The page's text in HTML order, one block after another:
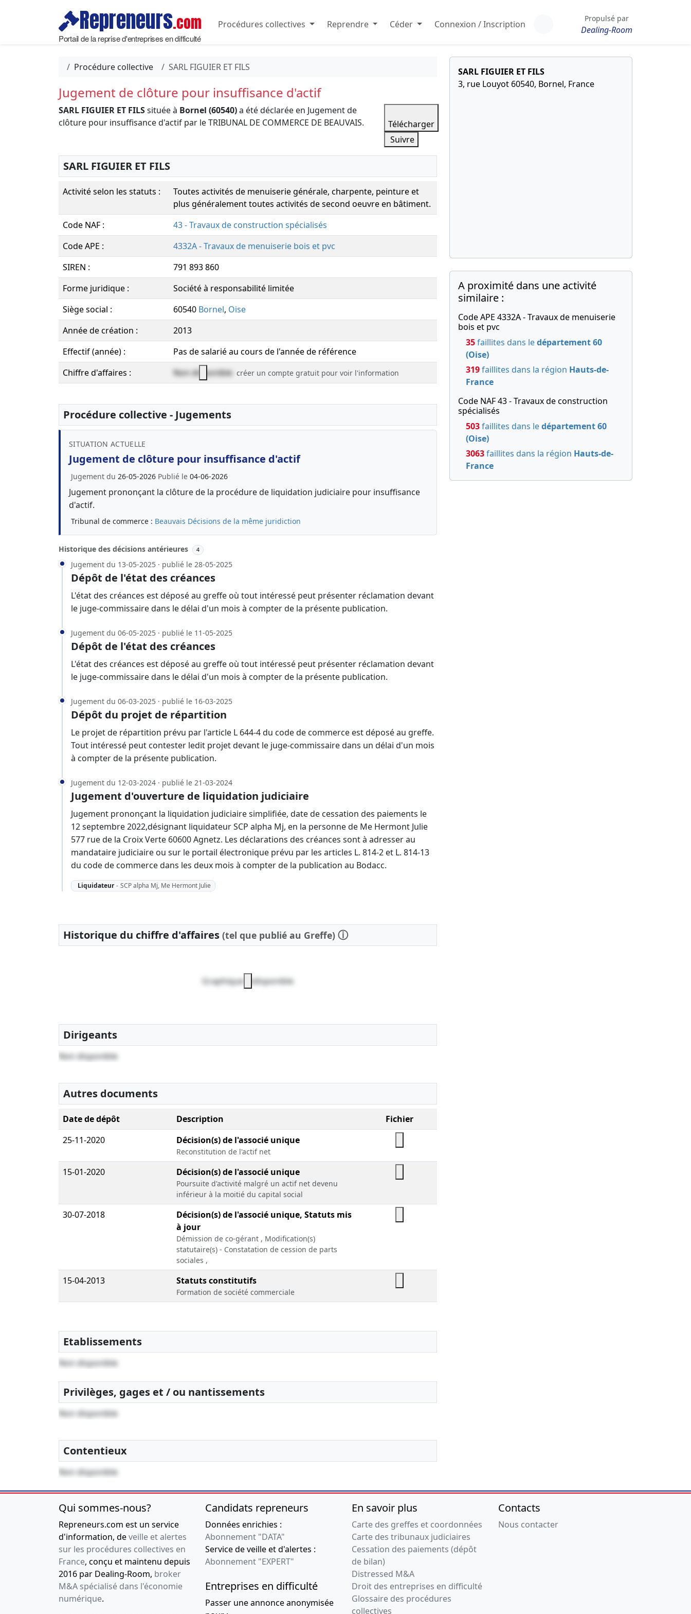
Repreneurs.com
Portail de la reprise d'entreprises en difficulté
Procédures collectives Reprendre Céder Connexion / Inscription
Propulsé par
Dealing-Room
Procédure collective SARL FIGUIER ET FILS
Jugement de clôture pour insuffisance d'actif
SARL FIGUIER ET FILSsituée à Bornel (60540)a été déclarée en Jugement de
clôture pour insuffisance d'actif par le TRIBUNAL DE COMMERCE DE BEAUVAIS.
Télécharger
Suivre
SARL FIGUIER ET FILS
Activité selon les statuts :
Toutes activités de menuiserie générale, charpente, peinture et
plus généralement toutes activités de second oeuvre en bâtiment.
Code NAF :
43 - Travaux de construction spécialisés
Code APE :
4332A - Travaux de menuiserie bois et pvc
SIREN :
791 893 860
Forme juridique :
Société à responsabilité limitée
Siège social :
60540 Bornel, Oise
Année de création :
2013
Effectif (année) :
Pas de salarié au cours de l'année de référence
Chiffre d'affaires :
Non disponible créer un compte gratuit pour voir l'information
Procédure collective - Jugements
SITUATION ACTUELLE
Jugement de clôture pour insuffisance d'actif
Jugement du 26-05-2026 Publié le 04-06-2026
Jugement prononçant la clôture de la procédure de liquidation judiciaire pour insuffisance
d'actif.
Tribunal de commerce : Beauvais Décisions de la même juridiction
Historique des décisions antérieures 4
Jugement du 13-05-2025 · publié le 28-05-2025
Dépôt de l'état des créances
L'état des créances est déposé au greffe où tout intéressé peut présenter réclamation devant
le juge-commissaire dans le délai d'un mois à compter de la présente publication.
Jugement du 06-05-2025 · publié le 11-05-2025
Dépôt de l'état des créances
L'état des créances est déposé au greffe où tout intéressé peut présenter réclamation devant
le juge-commissaire dans le délai d'un mois à compter de la présente publication.
Jugement du 06-03-2025 · publié le 16-03-2025
Dépôt du projet de répartition
Le projet de répartition prévu par l'article L 644-4 du code de commerce est déposé au greffe.
Tout intéressé peut contester ledit projet devant le juge-commissaire dans un délai d'un mois
à compter de la présente publication.
Jugement du 12-03-2024 · publié le 21-03-2024
Jugement d'ouverture de liquidation judiciaire
Jugement prononçant la liquidation judiciaire simplifiée, date de cessation des paiements le
12 septembre 2022,désignant liquidateur SCP alpha Mj, en la personne de Me Hermont Julie
577 rue de la Croix Verte 60600 Agnetz. Les déclarations des créances sont à adresser au
mandataire judiciaire ou sur le portail électronique prévu par les articles L. 814-2 et L. 814-13
du code de commerce dans les deux mois à compter de la publication au Bodacc.
Liquidateur - SCP alpha Mj, Me Hermont Julie
Historique du chiffre d'affaires (tel que publié au Greffe) ⓘ
Graphique indisponible
Dirigeants
Non disponible
Autres documents
Date de dépôt Description
Fichier
25-11-2020
Décision(s) de l'associé unique
Reconstitution de l'actif net
15-01-2020 Décision(s) de l'associé unique
Poursuite d'activité malgré un actif net devenu
inférieur à la moitié du capital social
30-07-2018
Décision(s) de l'associé unique, Statuts mis
à jour
Démission de co-gérant , Modification(s)
statutaire(s) - Constatation de cession de parts
sociales ,
15-04-2013 Statuts constitutifs
Formation de société commerciale
Etablissements
Non disponible
Privilèges, gages et / ou nantissements
Non disponible
Contentieux
Non disponible
SARL FIGUIER ET FILS
3, rue Louyot 60540, Bornel, France
A proximité dans une activité
similaire :
Code APE 4332A - Travaux de menuiserie
bois et pvc
35faillites dans ledépartement 60
(Oise)
319faillites dans la région Hauts-de-
France
Code NAF 43 - Travaux de construction
spécialisés
503faillites dans ledépartement 60
(Oise)
3063faillites dans la région Hauts-de-
France
Qui sommes-nous?
Repreneurs.com est un service
d'information, deveille et alertes
sur les procédures collectives en
France, conçu et maintenu depuis
2016 par Dealing-Room, broker
M&A spécialisé dans l'économie
numérique.
Candidats repreneurs
Données enrichies :
Abonnement "DATA"
Service de veille et d'alertes :
Abonnement "EXPERT"
Entreprises en difficulté
Passer une annonce anonymisée
En savoir plus
Carte des greffes et coordonnées
Carte des tribunaux judiciaires
Cessation des paiements (dépôt
de bilan)
Distressed M&A
Droit des entreprises en difficulté
Glossaire des procédures
collectives
Contacts
Nous contacter